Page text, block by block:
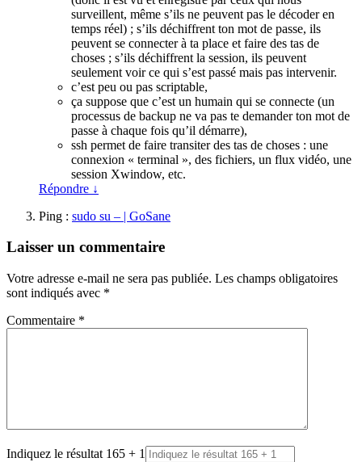
surveillent, même s’ils ne peuvent pas le décoder en
temps réel) ; s’ils déchiffrent ton mot de passe, ils
peuvent se connecter à ta place et faire des tas de
choses ; s’ils déchiffrent la session, ils peuvent
seulement voir ce qui s’est passé mais pas intervenir.
c’est peu ou pas scriptable,
ça suppose que c’est un humain qui se connecte (un
processus de backup ne va pas te demander ton mot de
passe à chaque fois qu’il démarre),
ssh permet de faire transiter des tas de choses : une
connexion « terminal », des fichiers, un flux vidéo, une
session Xwindow, etc.
Répondre ↓
Ping : sudo su – | GoSane
Laisser un commentaire
Votre adresse e-mail ne sera pas publiée. Les champs obligatoires
sont indiqués avec *
Commentaire *
Indiquez le résultat 165 + 1